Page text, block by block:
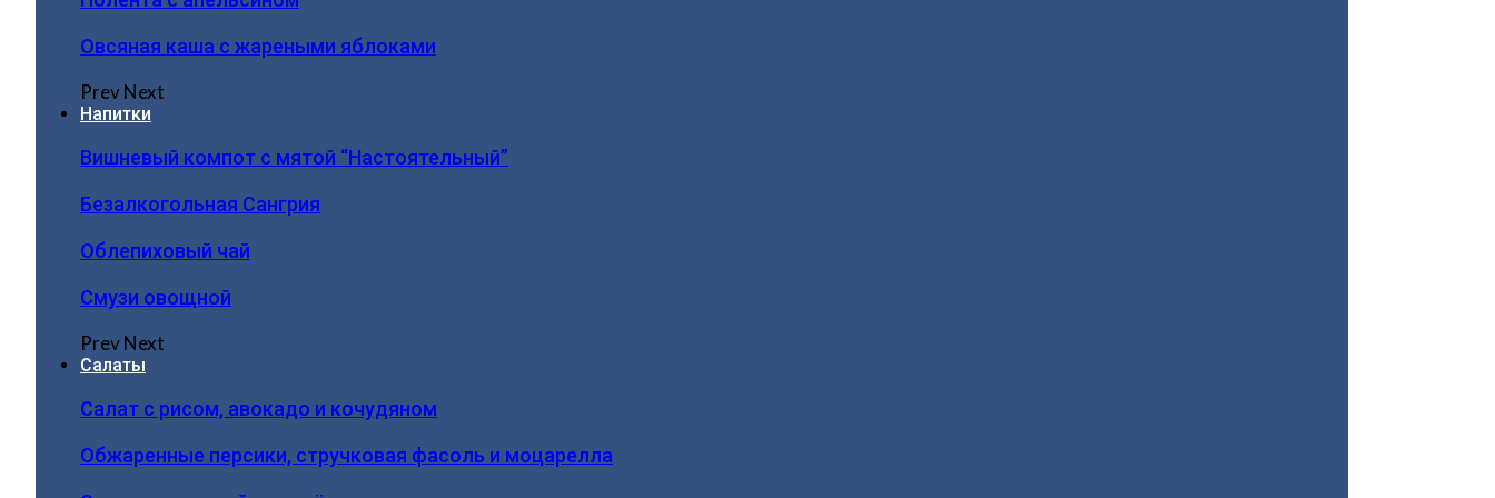
Овсяная каша с жареными яблоками
PrevNext
Напитки
Вишневый компот с мятой “Настоятельный”
Безалкогольная Сангрия
Облепиховый чай
Смузи овощной
PrevNext
Салаты
Салат с рисом, авокадо и кочудяном
Обжаренные персики, стручковая фасоль и моцарелла